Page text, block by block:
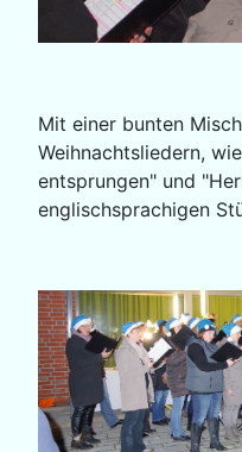
Mit einer bunten
Weihnachtsliedern,
entsprungen" und
englischsprachigen